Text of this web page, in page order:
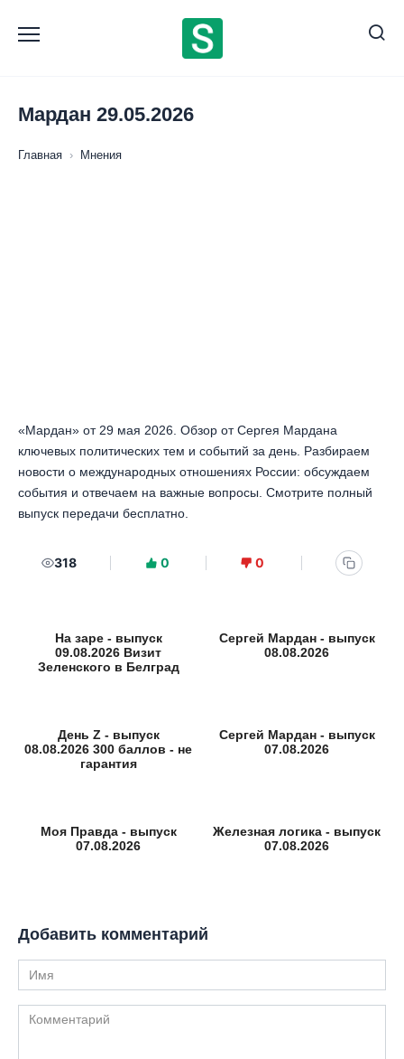
содержанию
Мардан 29.05.2026
Главная › Мнения
«Мардан» от 29 мая 2026. Обзор от Сергея Мардана
ключевых политических тем и событий за день. Разбираем
новости о международных отношениях России: обсуждаем
события и отвечаем на важные вопросы. Смотрите полный
выпуск передачи бесплатно.
318 0 0
На заре - выпуск
09.08.2026 Визит
Зеленского в Белград
Сергей Мардан - выпуск
08.08.2026
День Z - выпуск
08.08.2026 300 баллов - не
гарантия
Сергей Мардан - выпуск
07.08.2026
Моя Правда - выпуск
07.08.2026
Железная логика - выпуск
07.08.2026
Добавить комментарий
Имя
Комментарий